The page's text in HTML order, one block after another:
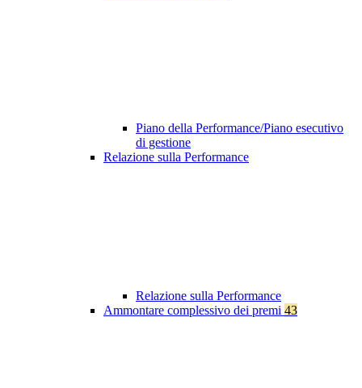
Piano della Performance/Piano esecutivo
di gestione
Relazione sulla Performance
Relazione sulla Performance
Ammontare complessivo dei premi 43